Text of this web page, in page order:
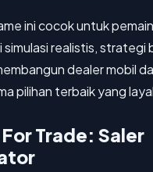
ini cocok untuk
simulasi realistis, strategi
dealer mobil
pilihan terbaik yang
Trade: Saler